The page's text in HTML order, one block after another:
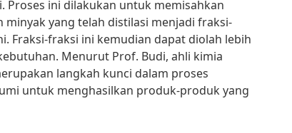
Proses ini dilakukan untuk memisahkan
yang telah distilasi menjadi fraksi-
Fraksi-fraksi ini kemudian dapat diolah lebih
Menurut Prof. Budi, ahli kimia
langkah kunci dalam proses
untuk menghasilkan produk-produk yang